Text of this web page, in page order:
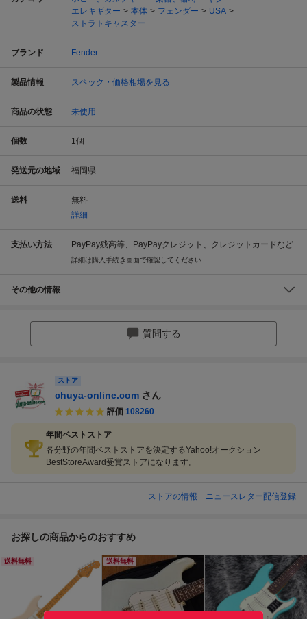
エレキギター
本体 フェンダー
USA
ストラトキャスター
ブランド Fender
製品情報 スペック・価格相場を見る
商品の状態 未使用
個数 1個
発送元の地域 福岡県
送料
無料
詳細
支払い方法 PayPay残高等、PayPayクレジット、クレジットカードなど
詳細は購入手続き画面で確認してください
その他の情報
質問する
ストア
chuya-online.com さん
評価 108260
年間ベストストア
各分野の年間ベストストアを決定するYahoo!オークション
BestStoreAward受賞ストアになります。
ストアの情報 ニュースレター配信登録
お探しの商品からのおすすめ
送料無料 送料無料